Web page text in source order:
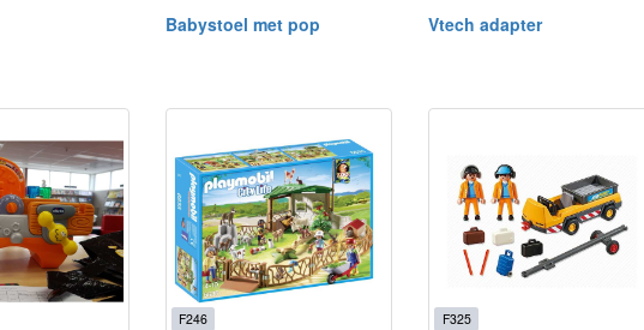
Babystoel met pop Vtech adapter
F246 F325